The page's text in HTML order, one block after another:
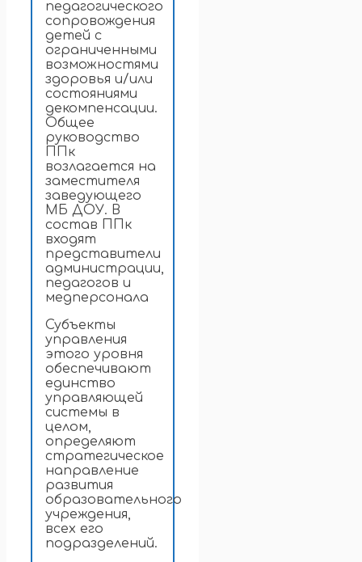
педагогического
сопровождения
детей с
ограниченными
возможностями
здоровья и/или
состояниями
декомпенсации.
Общее
руководство
ППк
возлагается на
заместителя
заведующего
МБ ДОУ. В
состав ППк
входят
представители
администрации,
педагогов и
медперсонала
Субъекты
управления
этого уровня
обеспечивают
единство
управляющей
системы в
целом,
определяют
стратегическое
направление
развития
образовательного
учреждения,
всех его
подразделений.